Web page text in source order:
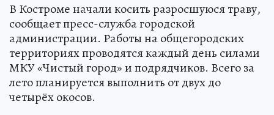
В Костроме начали косить разросшуюся траву,
сообщает пресс-служба городской
администрации. Работы на общегородских
территориях проводятся каждый день силами
МКУ «Чистый город» и подрядчиков. Всего за
лето планируется выполнить от двух до
четырёх окосов.